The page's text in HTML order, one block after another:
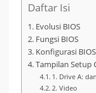
Daftar Isi
Evolusi BIOS
Fungsi BIOS
Konfigurasi BIOS
Tampilan Setup
1. Drive A:
2. Video